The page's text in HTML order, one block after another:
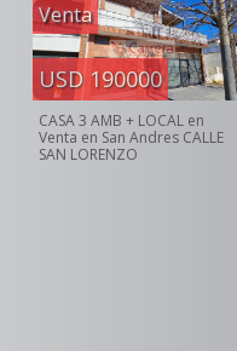
Venta
USD 190000
CASA 3 AMB + LOCAL en
Venta en San Andres CALLE
SAN LORENZO